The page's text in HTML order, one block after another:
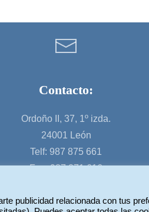
Contacto:
Ordoño II, 37, 1º izda.
24001 León
Telf: 987 875 661
Fax: 987 271 616
publicidad relacionada con tus